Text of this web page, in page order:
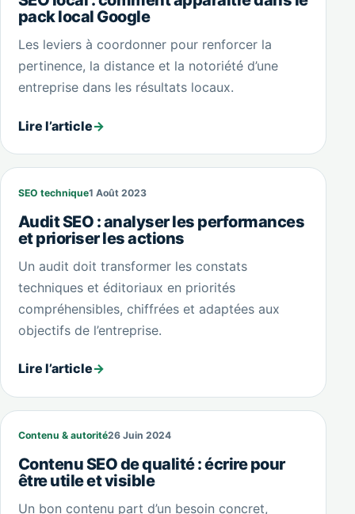
pack local Google
Les leviers à coordonner pour renforcer la
pertinence, la distance et la notoriété d’une
entreprise dans les résultats locaux.
Lire l’article→
SEO technique1 Août 2023
Audit SEO : analyser les performances
et prioriser les actions
Un audit doit transformer les constats
techniques et éditoriaux en priorités
compréhensibles, chiffrées et adaptées aux
objectifs de l’entreprise.
Lire l’article→
Contenu & autorité26 Juin 2024
Contenu SEO de qualité : écrire pour
être utile et visible
Un bon contenu part d’un besoin concret,